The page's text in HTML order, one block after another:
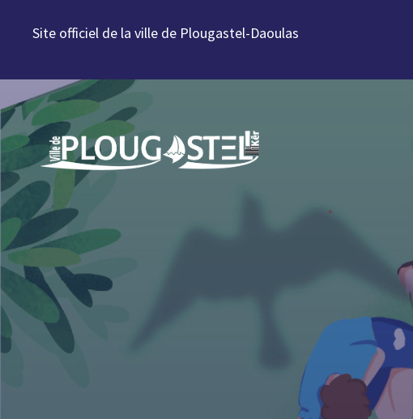
Aller à la navigation
Site officiel de la ville de Plougastel-Daoulas